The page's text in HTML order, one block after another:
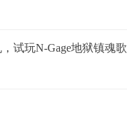
试玩N-Gage地狱镇魂歌